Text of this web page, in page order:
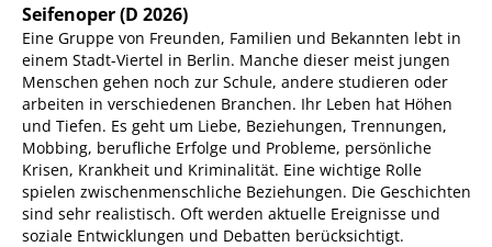
Seifenoper(D 2026)
Eine Gruppe von Freunden, Familien und Bekannten lebt in
einem Stadt-Viertel in Berlin. Manche dieser meist jungen
Menschen gehen noch zur Schule, andere studieren oder
arbeiten in verschiedenen Branchen. Ihr Leben hat Höhen
und Tiefen. Es geht um Liebe, Beziehungen, Trennungen,
Mobbing, berufliche Erfolge und Probleme, persönliche
Krisen, Krankheit und Kriminalität. Eine wichtige Rolle
spielen zwischenmenschliche Beziehungen. Die Geschichten
sind sehr realistisch. Oft werden aktuelle Ereignisse und
soziale Entwicklungen und Debatten berücksichtigt.